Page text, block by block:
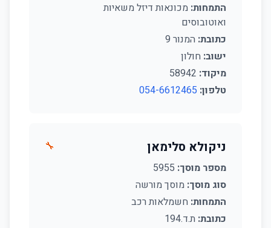
התמחות: מכונאות דיזל משאיות
ואוטובוסים
כתובת: המנור 9
ישוב: חולון
מיקוד:
טלפון: 054-6612465
ניקולא סלימאן
מספר מוסך:
סוג מוסך: מוסך מורשה
התמחות: חשמלאות רכב
כתובת: ת.ד.194
🔧